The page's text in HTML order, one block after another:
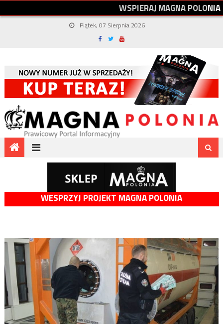
WSPIERAJMAGNAPOLONIA
Piątek, 07 Sierpnia 2026
WESPRZYJ PROJEKT MAGNA POLONIA